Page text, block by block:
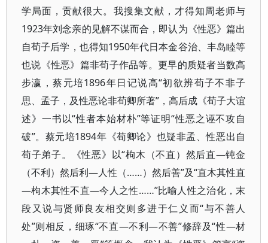
学局面，贡献很大。我搜集文献，才得知周老师与
1923年刘念亲的见解不谋而合，即认为《性恶》篇出
自荀子后学，也得知1950年代日本金谷治、丰岛睦等
也说《性恶》篇非荀子作品等。更早的质疑者当数高
步瀛，蔡元培1896年日记说高“初欲辨荀子不非子
思、孟子，及性恶论非荀卿所著”，高后成《荀子大谊
述》一书以“性者本始材朴”等证明“性恶之诬不攻自
破”。蔡元培1894年《荀卿论》也疑非孟、性恶出自
荀子弟子。《性恶》以“枸木（不直）然后直—钝金
（不利）然后利—人性（……）然后善”及“直木其性直
—枸木其性不直—今人之性……”比喻人性之治化，末
段又说与贤师良友相交则多进于仁义而“与不善人
处”则相反，细琢“不直—不利—不善”修辞及“性—材